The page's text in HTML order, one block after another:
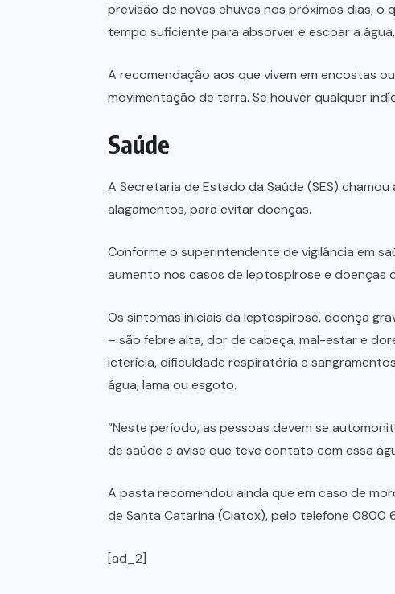
previsão de novas chuvas nos próximos dias, o
tempo suficiente para absorver e escoar a
A recomendação aos que vivem em encostas
movimentação de terra. Se houver qualquer
Saúde
A Secretaria de Estado da Saúde (SES)
alagamentos, para evitar doenças.
Conforme o superintendente de vigilância em
aumento nos casos de leptospirose e doenças
Os sintomas iniciais da leptospirose, doença
– são febre alta, dor de cabeça, mal-estar e
icterícia, dificuldade respiratória e
água, lama ou esgoto.
“Neste período, as pessoas devem se
de saúde e avise que teve contato com essa
A pasta recomendou ainda que em caso de
de Santa Catarina (Ciatox), pelo telefone 0800
[ad_2]